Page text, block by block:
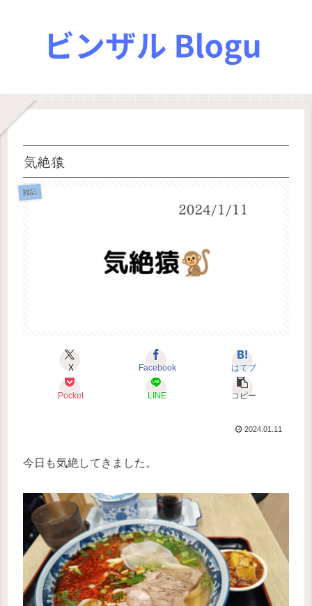
気絶猿
雑記
X Facebook はてブ
Pocket LINE コピー
2024.01.11
今日も気絶してきました。